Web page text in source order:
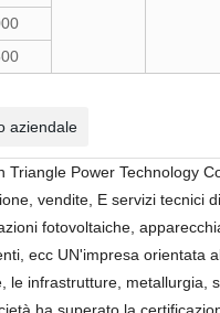
aziendale
Triangle Power Technology
vendite, E servizi tecnici
fotovoltaiche,
ecc UN'impresa orientata
le infrastrutture, metallurgia,